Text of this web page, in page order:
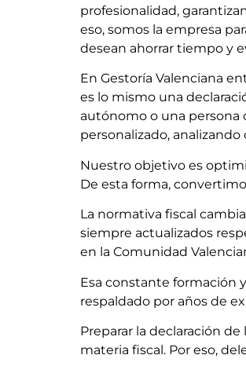
profesionalidad,
eso, somos la empresa
desean ahorrar tiempo y
En Gestoría Valenciana
es lo mismo una
autónomo o una persona
personalizado,
Nuestro objetivo es
De esta forma,
La normativa fiscal
siempre actualizados
en la Comunidad
Esa constante formación
respaldado por años de
Preparar la declaración
materia fiscal. Por eso,